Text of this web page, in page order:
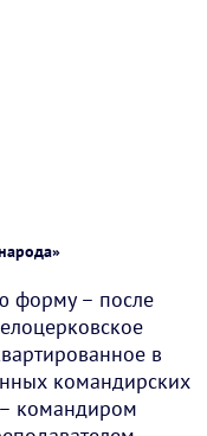
форму – после
в
командирских
командиром